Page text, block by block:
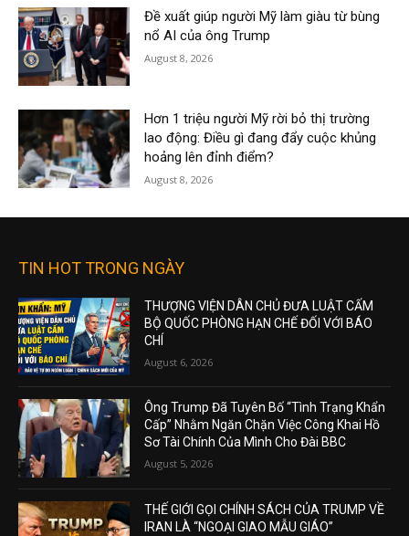
Đề xuất giúp người Mỹ làm giàu từ bùng
nổ AI của ông Trump
August 8, 2026
Hơn 1 triệu người Mỹ rời bỏ thị trường
lao động: Điều gì đang đẩy cuộc khủng
hoảng lên đỉnh điểm?
August 8, 2026
TIN HOT TRONG NGÀY
THƯỢNG VIỆN DÂN CHỦ ĐƯA LUẬT CẤM
BỘ QUỐC PHÒNG HẠN CHẾ ĐỐI VỚI BÁO
CHÍ
August 6, 2026
Ông Trump Đã Tuyên Bố “Tình Trạng Khẩn
Cấp” Nhằm Ngăn Chặn Việc Công Khai Hồ
Sơ Tài Chính Của Mình Cho Đài BBC
August 5, 2026
THẾ GIỚI GỌI CHÍNH SÁCH CỦA TRUMP VỀ
IRAN LÀ “NGOẠI GIAO MẪU GIÁO”